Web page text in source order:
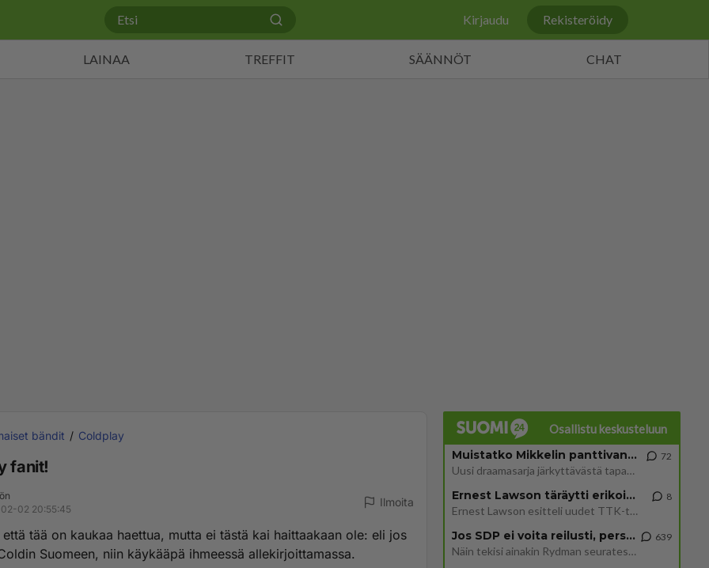
Kirjaudu Rekisteröidy
LAINAA TREFFIT SÄÄNNÖT CHAT
bändit Coldplay
fanit!
02 20:55:45
Ilmoita
tää on kaukaa haettua, mutta ei tästä kai haittaakaan ole: eli jos
Suomeen, niin käykääpä ihmeessä allekirjoittamassa.
Osallistu keskusteluun
Muistatko Mikkelin panttivankidraaman?
Uusi draamasarja järkyttävästä tapauksesta on tulossa. Tositapahtumiin perustuva sarja ammentaa vuoden 1986 Mikkelin pan
72
Ernest Lawson täräytti erikoisen heiton TTK-lehdistötilaisuudessa: " Onko tässä tarkoituksena...?"
Ernest Lawson esitteli uudet TTK-tähtioppilaat ja opettajat torstaina 6.8. lehdistölle. Tulevalla kaudella on yksi hausk
8
Jos SDP ei voita reilusti, persut kumoavat demokratian Suomesta
Näin tekisi ainakin Rydman seuratessaan idolinsa Trumpin mallia https://www.is.fi/politiikka/art-2000012187244.html
639